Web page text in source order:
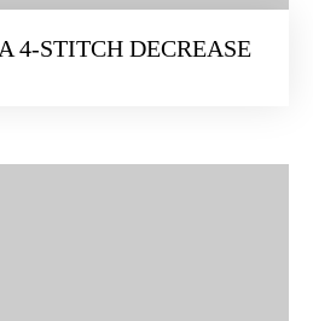
4-STITCH DECREASE